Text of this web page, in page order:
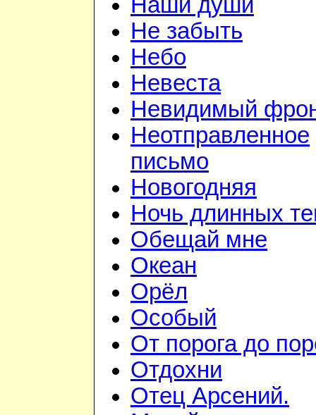
Наши души
Не забыть
Небо
Невеста
Невидимый
Неотправленное
письмо
Новогодняя
Ночь длинных
Обещай мне
Океан
Орёл
Особый
От порога до
Отдохни
Отец Арсений.